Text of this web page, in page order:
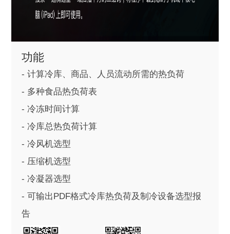
功能
- 计算冷库、商品、人员流动所需的热负荷
- 多种食品热负荷表
- 冷冻时间计算
- 冷库总热负荷计算
- 冷风机选型
- 压缩机选型
- 冷凝器选型
- 可输出PDF格式冷库热负荷及制冷设备选型报
告